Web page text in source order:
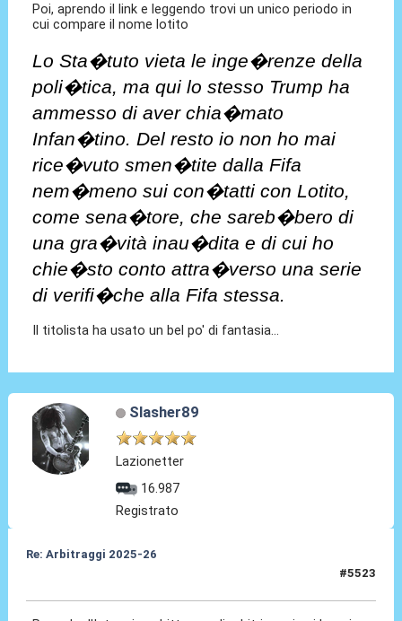
Poi, aprendo il link e leggendo trovi un unico periodo in
cui compare il nome lotito
Lo Sta�tuto vieta le inge�renze della
poli�tica, ma qui lo stesso Trump ha
ammesso di aver chia�mato
Infan�tino. Del resto io non ho mai
rice�vuto smen�tite dalla Fifa
nem�meno sui con�tatti con Lotito,
come sena�tore, che sareb�bero di
una gra�vità inau�dita e di cui ho
chie�sto conto attra�verso una serie
di verifi�che alla Fifa stessa.
Il titolista ha usato un bel po' di fantasia...
Slasher89
Lazionetter
16.987
Registrato
Re: Arbitraggi 2025-26
#5523